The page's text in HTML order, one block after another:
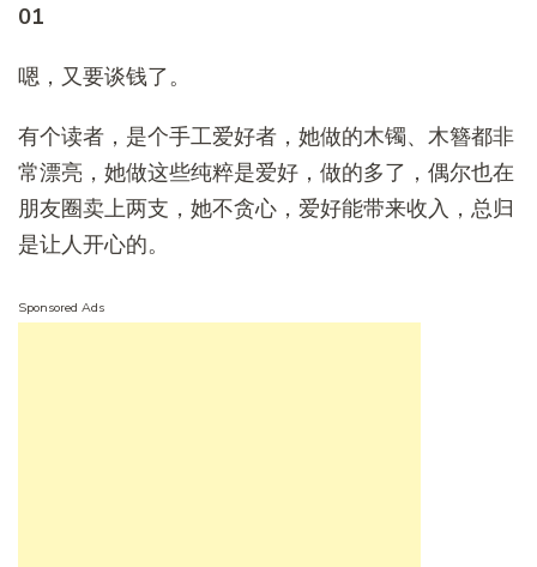
01
嗯，又要谈钱了。
有个读者，是个手工爱好者，她做的木镯、木簪都非
常漂亮，她做这些纯粹是爱好，做的多了，偶尔也在
朋友圈卖上两支，她不贪心，爱好能带来收入，总归
是让人开心的。
Sponsored Ads